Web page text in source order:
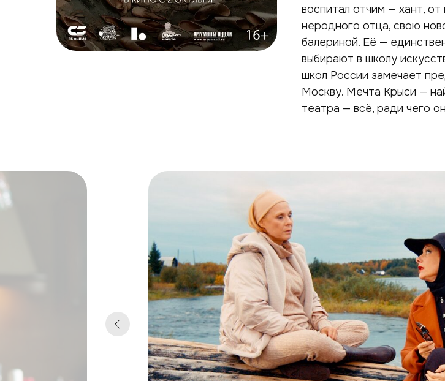
воспитал отчим — хант,
неродного отца, свою
балериной. Её —
выбирают в школу
школ России замечает
Москву. Мечта Крыси —
театра — всё, ради чего